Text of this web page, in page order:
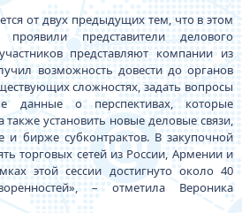
от двух предыдущих тем, что в этом
представители делового
представляют компании из
возможность довести до органов
сложностях, задать вопросы
данные о перспективах, которые
также установить новые деловые связи,
и бирже субконтрактов. В закупочной
торговых сетей из России, Армении и
этой сессии достигнуто около 40
– отметила Вероника